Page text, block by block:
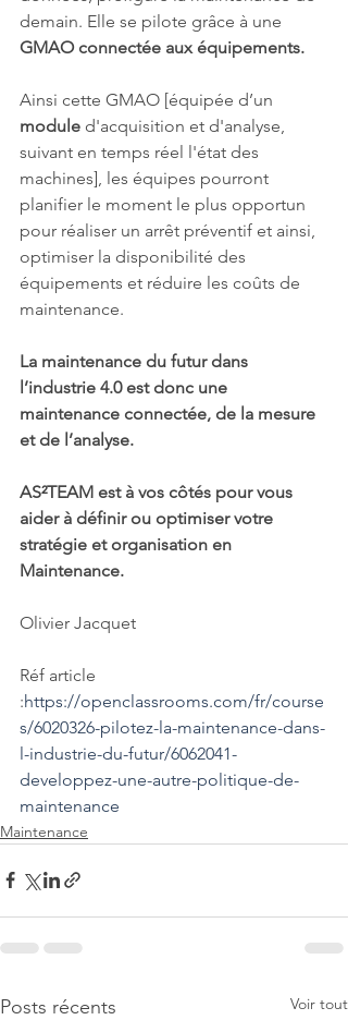
demain. Elle se pilote grâce à une
GMAO connectée aux équipements.
Ainsi cette GMAO [équipée d’un
module d'acquisition et d'analyse,
suivant en temps réel l'état des
machines], les équipes pourront
planifier le moment le plus opportun
pour réaliser un arrêt préventif et ainsi,
optimiser la disponibilité des
équipements et réduire les coûts de
maintenance.
La maintenance du futur dans
l’industrie 4.0 est donc une
maintenance connectée, de la mesure
et de l’analyse.
AS²TEAM est à vos côtés pour vous
aider à définir ou optimiser votre
stratégie et organisation en
Maintenance.
Olivier Jacquet
Réf article
:https://openclassrooms.com/fr/course
s/6020326-pilotez-la-maintenance-dans-
l-industrie-du-futur/6062041-
developpez-une-autre-politique-de-
maintenance
Maintenance
Posts récents Voir tout